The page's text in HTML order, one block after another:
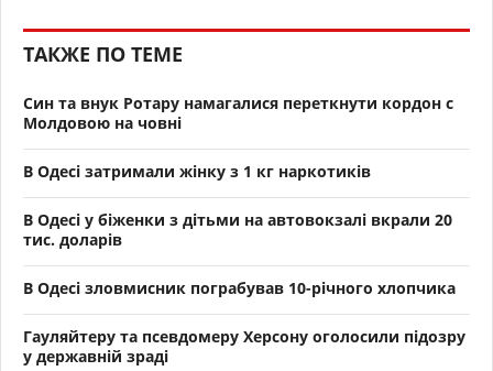
ТАКЖЕ ПО ТЕМЕ
Син та внук Ротару намагалися переткнути кордон с
Молдовою на човні
В Одесі затримали жінку з 1 кг наркотиків
В Одесі у біженки з дітьми на автовокзалі вкрали 20
тис. доларів
В Одесі зловмисник пограбував 10-річного хлопчика
Гауляйтеру та псевдомеру Херсону оголосили підозру
у державній зраді